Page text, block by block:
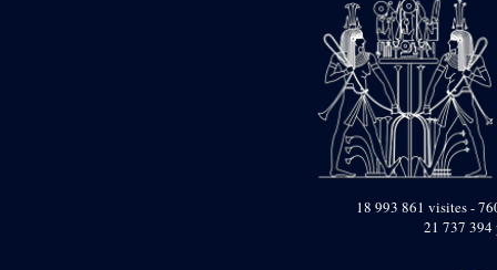
18 993 861 visites -
21 737 394